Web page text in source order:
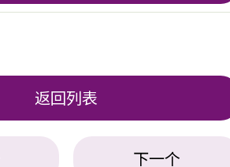
返回列表
下一个